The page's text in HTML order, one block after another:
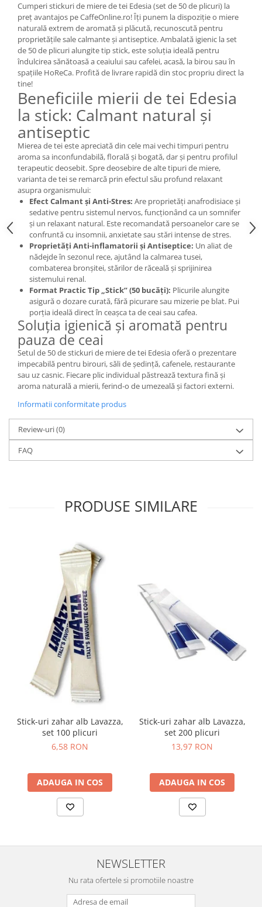
Cumperi stickuri de miere de tei Edesia (set de 50 de plicuri) la
preț avantajos pe CaffeOnline.ro! Îți punem la dispoziție o miere
naturală extrem de aromată și plăcută, recunoscută pentru
proprietățile sale calmante și antiseptice. Ambalată igienic la set
de 50 de plicuri alungite tip stick, este soluția ideală pentru
îndulcirea sănătoasă a ceaiului sau cafelei, acasă, la birou sau în
spațiile HoReCa. Profită de livrare rapidă din stoc propriu direct la
tine!
Beneficiile mierii de tei Edesia
la stick: Calmant natural și
antiseptic
Mierea de tei este apreciată din cele mai vechi timpuri pentru
aroma sa inconfundabilă, florală și bogată, dar și pentru profilul
terapeutic deosebit. Spre deosebire de alte tipuri de miere,
varianta de tei se remarcă prin efectul său profund relaxant
asupra organismului:
Efect Calmant și Anti-Stres: Are proprietăți anafrodisiace și
sedative pentru sistemul nervos, funcționând ca un somnifer
și un relaxant natural. Este recomandată persoanelor care se
confruntă cu insomnii, anxietate sau stări intense de stres.
Proprietăți Anti-inflamatorii și Antiseptice: Un aliat de
nădejde în sezonul rece, ajutând la calmarea tusei,
combaterea bronșitei, stărilor de răceală și sprijinirea
sistemului renal.
Format Practic Tip „Stick” (50 bucăți): Plicurile alungite
asigură o dozare curată, fără picurare sau mizerie pe blat. Pui
porția ideală direct în ceașca ta de ceai sau cafea.
Soluția igienică și aromată pentru
pauza de ceai
Setul de 50 de stickuri de miere de tei Edesia oferă o prezentare
impecabilă pentru birouri, săli de ședință, cafenele, restaurante
sau uz casnic. Fiecare plic individual păstrează textura fină și
aroma naturală a mierii, ferind-o de umezeală și factori externi.
Informatii conformitate produs
Review-uri(0)
FAQ
PRODUSE SIMILARE
Stick-uri zahar alb Lavazza,
set 100 plicuri
6,58 RON
ADAUGA IN COS
Stick-uri zahar alb Lavazza,
set 200 plicuri
13,97 RON
ADAUGA IN COS
NEWSLETTER
Nu rata ofertele si promotiile noastre